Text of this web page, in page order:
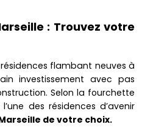
: Trouvez votre
flambant neuves à
investissement avec pas
Selon la fourchette
des résidences d’avenir
de votre choix.